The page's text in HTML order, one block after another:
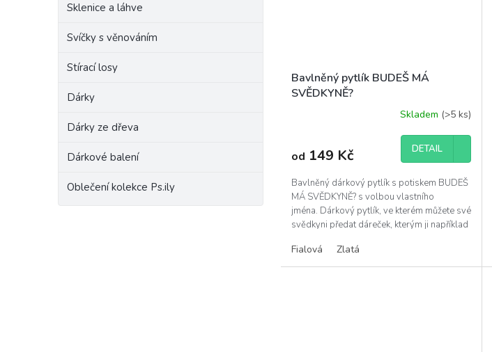
Sklenice a láhve
Svíčky s věnováním
Stírací losy
Dárky
Dárky ze dřeva
Dárkové balení
Oblečení kolekce Ps.ily
Bavlněný pytlík BUDEŠ MÁ
SVĚDKYNĚ?
Skladem (>5 ks)
od 149 Kč DETAIL
Bavlněný dárkový pytlík s potiskem BUDEŠ
MÁ SVĚDKYNĚ? s volbou vlastního
jména. Dárkový pytlík, ve kterém můžete své
svědkyni předat dáreček, kterým ji například
Fialová Zlatá